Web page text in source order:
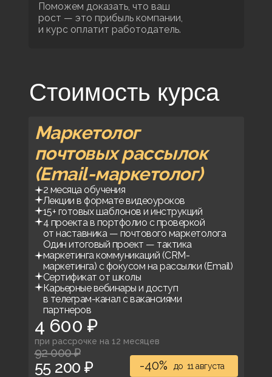
Поможем доказать, что ваш
рост — это прибыль компании,
и курс оплатит работодатель.
Стоимость курса
Маркетолог
почтовых рассылок
(Email-маркетолог)
2 месяца обучения
Лекции в формате видеоуроков
15+ готовых шаблонов и инструкций
4 проекта в портфолио с проверкой
от наставника — почтового маркетолога
Один итоговый проект — тактика
маркетинга коммуникаций (CRM-
маркетинга) с фокусом на рассылки (Email)
Сертификат от школы
Карьерные вебинары и доступ
в телеграм-канал с вакансиями
партнеров
4 600 ₽
при рассрочке на 12 месяцев
55 200 ₽
92 000 ₽
11 августа
до
-40%